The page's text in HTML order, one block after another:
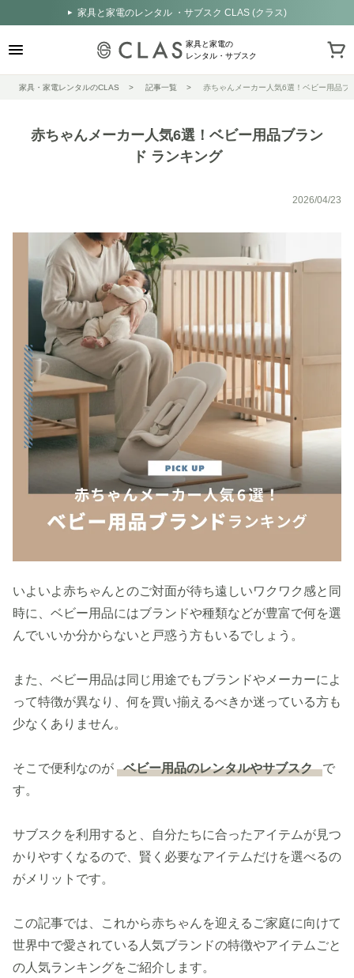
家具と家電のレンタル ・サブスク CLAS (クラス)
家具と家電の
レンタル・サブスク
家具・家電レンタルのCLAS 記事一覧 赤ちゃんメーカー人気6選！ベビー用品ブ
赤ちゃんメーカー人気6選！ベビー用品ブラン
ド ランキング
2026/04/23
いよいよ赤ちゃんとのご対面が待ち遠しいワクワク感と同
時に、ベビー用品にはブランドや種類などが豊富で何を選
んでいいか分からないと戸惑う方もいるでしょう。
また、ベビー用品は同じ用途でもブランドやメーカーによ
って特徴が異なり、何を買い揃えるべきか迷っている方も
少なくありません。
そこで便利なのが ベビー用品のレンタルやサブスク で
す。
サブスクを利用すると、自分たちに合ったアイテムが見つ
かりやすくなるので、賢く必要なアイテムだけを選べるの
がメリットです。
この記事では、これから赤ちゃんを迎えるご家庭に向けて
世界中で愛されている人気ブランドの特徴やアイテムごと
の人気ランキングをご紹介します。